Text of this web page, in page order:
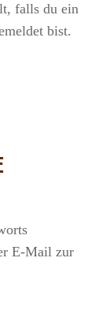
falls du ein
bist.
E-Mail zur